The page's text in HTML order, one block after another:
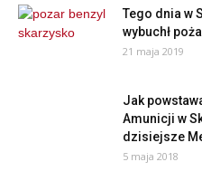
Tego dnia w
wybuchł
21 maja 2019
Jak
Amunicji w
dzisiejsze
5 maja 2018